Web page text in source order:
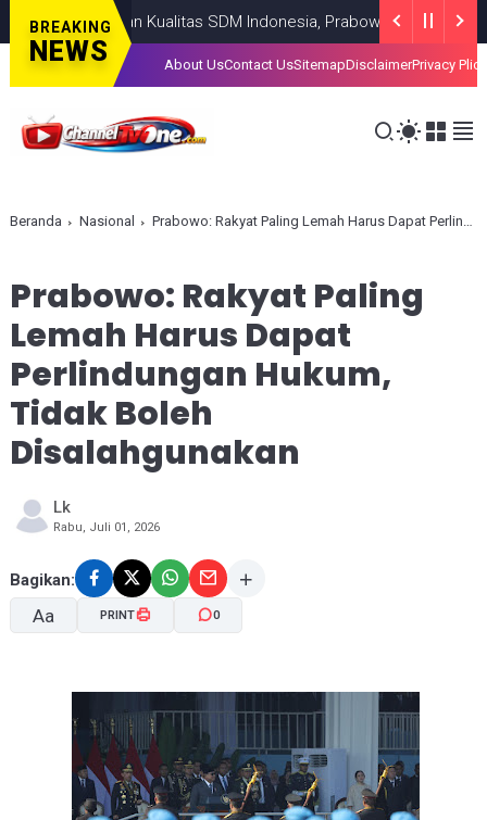
BREAKING
NEWS
Tingkatkan Kualitas SDM Indonesia, Prabowo Bangun Sekolah
About UsContact UsSitemapDisclaimerPrivacy Plice
Beranda Nasional Prabowo: Rakyat Paling Lemah Harus Dapat Perlindungan Hukum, Tidak Boleh Disalahgunakan
Prabowo: Rakyat Paling
Lemah Harus Dapat
Perlindungan Hukum,
Tidak Boleh
Disalahgunakan
Lk
Rabu, Juli 01, 2026
Bagikan:
Aa
A- A+
PRINT 0